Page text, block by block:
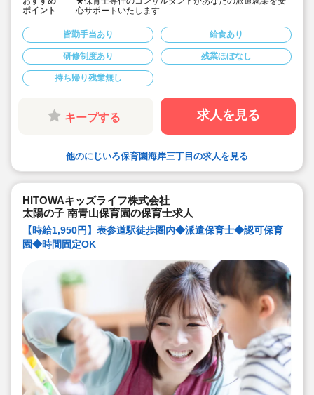
ポイント
心サポートいたします
歩12分、都営浅草線・都営三田線「三田駅」徒歩13分の
認可保育園です
★時給1,750円、別途交通費支給！
★時間固定＆土日祝休み！
★ワークライフバランス重視してご勤務いただけます
皆勤手当あり 給食あり
研修制度あり 残業ほぼなし
持ち帰り残業無し
キープする 求人を見る
他のにじいろ保育園海岸三丁目の求人を見る
HITOWAキッズライフ株式会社
太陽の子 南青山保育園の保育士求人
【時給1,950円】表参道駅徒歩圏内◆派遣保育士◆認可保育
園◆時間固定OK